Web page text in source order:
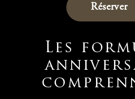
Réserver
Les